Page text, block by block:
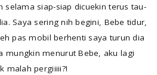
selama siap-siap dicuekin terus tau-
Saya sering nih begini, Bebe tidur,
pas mobil berhenti saya turun dia
mungkin menurut Bebe, aku lagi
malah pergiiiii?!